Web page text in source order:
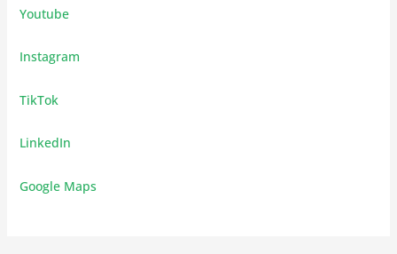
Youtube
Instagram
TikTok
LinkedIn
Google Maps